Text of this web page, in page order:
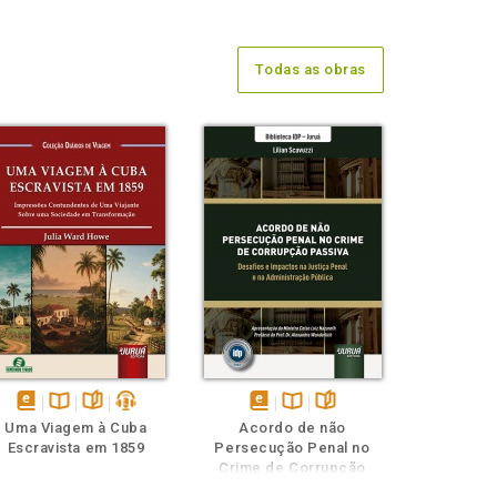
Todas as obras
disponível
em
Disponível
na
páginaspodcast
Uma Viagem à Cuba
Escravista em 1859
disponível
em
eBook
Disponível
na
B.V.
páginas
Acordo de não
Persecução Penal no
Crime de Corrupção